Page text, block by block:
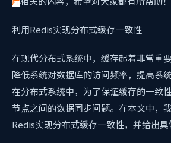
利用Redis实现分布式缓存一致性
在现代分布式系统中，缓存起着非常重
降低系统对数据库的访问频率，提高系
在分布式系统中，为了保证缓存的一致
节点之间的数据同步问题。在本文中，
Redis实现分布式缓存一致性，并给出具